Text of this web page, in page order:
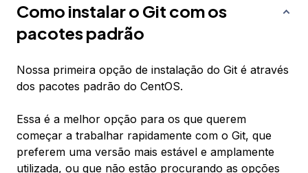
Como instalar o Git com os
pacotes padrão
Nossa primeira opção de instalação do Git é através
dos pacotes padrão do CentOS.
Essa é a melhor opção para os que querem
começar a trabalhar rapidamente com o Git, que
preferem uma versão mais estável e amplamente
utilizada, ou que não estão procurando as opções